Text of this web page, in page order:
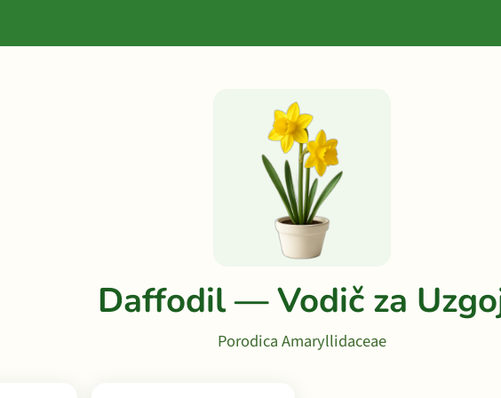
Daffodil — Vodič za
Porodica Amaryllidaceae